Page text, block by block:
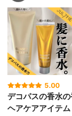
5.00
デコパスの香水
ヘアケアアイテム